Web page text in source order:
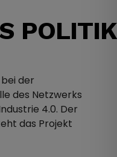
POLITIK
der
des Netzwerks
4.0. Der
das Projekt